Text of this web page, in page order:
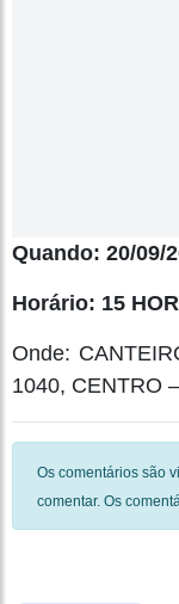
Quando: 20/09/
Horário: 15
Onde:
1040, CENTRO
Os comentários são
comentar. Os